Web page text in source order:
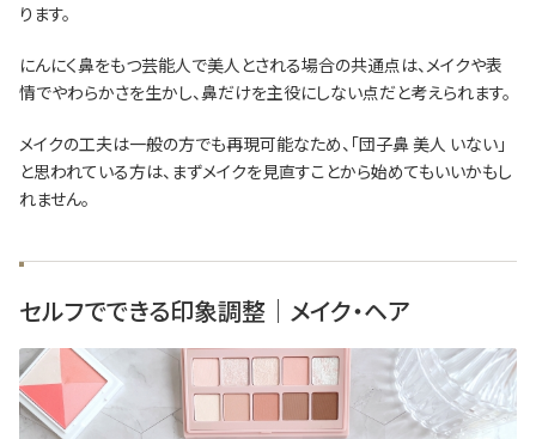
ります。
にんにく鼻をもつ芸能人で美人とされる場合の共通点は、メイクや表
情でやわらかさを生かし、鼻だけを主役にしない点だと考えられます。
メイクの工夫は一般の方でも再現可能なため、「団子鼻 美人 いない」
と思われている方は、まずメイクを見直すことから始めてもいいかもし
れません。
セルフでできる印象調整｜メイク・ヘア